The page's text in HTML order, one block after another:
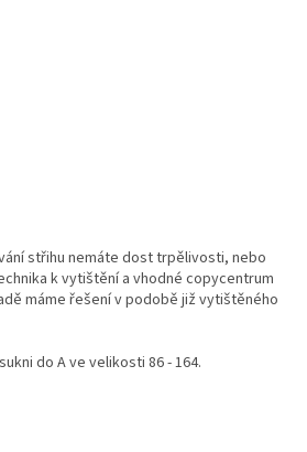
střihu nemáte dost trpělivosti, nebo
k vytištění a vhodné copycentrum
máme řešení v podobě již vytištěného
do A ve velikosti 86 - 164.